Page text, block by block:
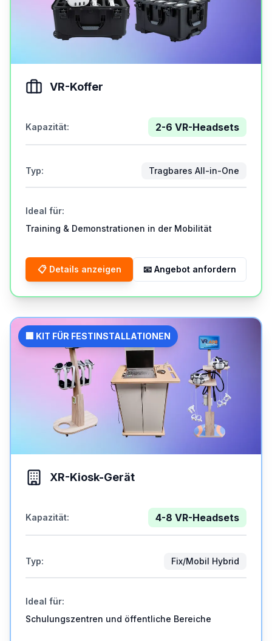
VR-Koffer
Kapazität: 2-6 VR-Headsets
Typ: Tragbares All-in-One
Ideal für:
Training & Demonstrationen in der Mobilität
📋 Details anzeigen 📧 Angebot anfordern
🏢 KIT FÜR FESTINSTALLATIONEN
XR-Kiosk-Gerät
Kapazität: 4-8 VR-Headsets
Typ: Fix/Mobil Hybrid
Ideal für:
Schulungszentren und öffentliche Bereiche